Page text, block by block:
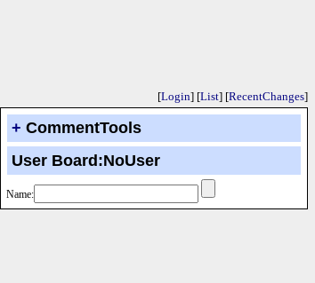
[Login] [List] [RecentChanges]
+ CommentTools
User Board:NoUser
Name: